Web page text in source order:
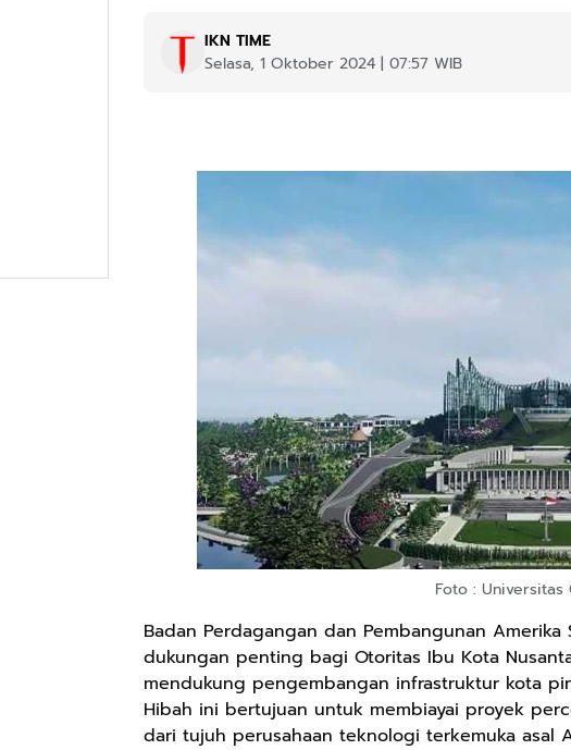
IKN TIME
Selasa, 1 Oktober 2024 | 07:57 WIB
Foto : Universitas
Badan Perdagangan dan Pembangunan
dukungan penting bagi Otoritas Ibu Kota
mendukung pengembangan infrastruktur kota
Hibah ini bertujuan untuk membiayai proyek
dari tujuh perusahaan teknologi terkemuka asal